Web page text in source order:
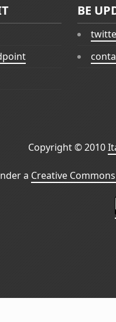
BE
Copyright © 2010
a Creative